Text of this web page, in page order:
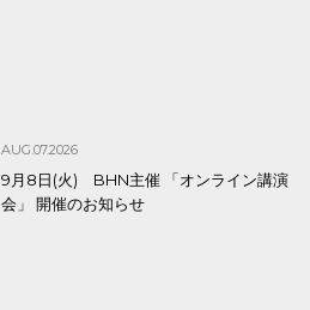
AUG.07.2026
9月8日(火) BHN主催 「オンライン講演
会」 開催のお知らせ